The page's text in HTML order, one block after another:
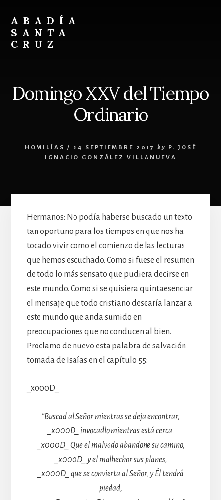
content
footer
ABADÍA
SANTA
CRUZ
Domingo XXV del Tiempo
Ordinario
HOMILÍAS / 24 SEPTIEMBRE 2017 by
P. JOSÉ
IGNACIO GONZÁLEZ VILLANUEVA
Hermanos: No podía haberse buscado un texto
tan oportuno para los tiempos en que nos ha
tocado vivir como el comienzo de las lecturas
que hemos escuchado. Como si fuese el resumen
de todo lo más sensato que pudiera decirse en
este mundo. Como si se quisiera quintaesenciar
el mensaje que todo cristiano desearía lanzar a
este mundo que anda sumido en
preocupaciones que no conducen al bien.
Proclamo de nuevo esta palabra de salvación
tomada de Isaías en el capítulo 55:
_x000D_
“Buscad al Señor mientras se deja encontrar,
_x000D_ invocadlo mientras está cerca.
_x000D_ Que el malvado abandone su camino,
_x000D_ y el malhechor sus planes,
_x000D_ que se convierta al Señor, y Él tendrá
piedad,